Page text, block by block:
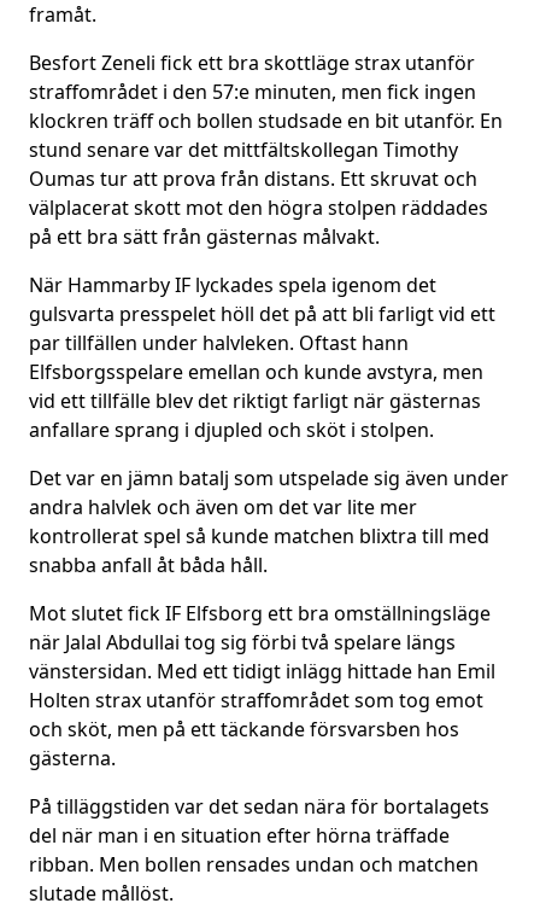
framåt.
Besfort Zeneli fick ett bra skottläge strax utanför
straffområdet i den 57:e minuten, men fick ingen
klockren träff och bollen studsade en bit utanför. En
stund senare var det mittfältskollegan Timothy
Oumas tur att prova från distans. Ett skruvat och
välplacerat skott mot den högra stolpen räddades
på ett bra sätt från gästernas målvakt.
När Hammarby IF lyckades spela igenom det
gulsvarta presspelet höll det på att bli farligt vid ett
par tillfällen under halvleken. Oftast hann
Elfsborgsspelare emellan och kunde avstyra, men
vid ett tillfälle blev det riktigt farligt när gästernas
anfallare sprang i djupled och sköt i stolpen.
Det var en jämn batalj som utspelade sig även under
andra halvlek och även om det var lite mer
kontrollerat spel så kunde matchen blixtra till med
snabba anfall åt båda håll.
Mot slutet fick IF Elfsborg ett bra omställningsläge
när Jalal Abdullai tog sig förbi två spelare längs
vänstersidan. Med ett tidigt inlägg hittade han Emil
Holten strax utanför straffområdet som tog emot
och sköt, men på ett täckande försvarsben hos
gästerna.
På tilläggstiden var det sedan nära för bortalagets
del när man i en situation efter hörna träffade
ribban. Men bollen rensades undan och matchen
slutade mållöst.